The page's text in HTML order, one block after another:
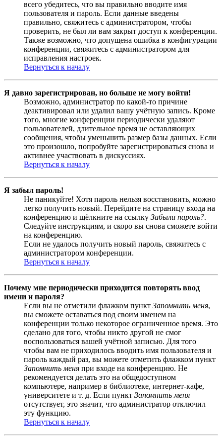
всего убедитесь, что вы правильно вводите имя
пользователя и пароль. Если данные введены
правильно, свяжитесь с администратором, чтобы
проверить, не был ли вам закрыт доступ к конференции.
Также возможно, что допущена ошибка в конфигурации
конференции, свяжитесь с администратором для
исправления настроек.
Вернуться к началу
Я давно зарегистрирован, но больше не могу войти!
Возможно, администратор по какой-то причине
деактивировал или удалил вашу учётную запись. Кроме
того, многие конференции периодически удаляют
пользователей, длительное время не оставляющих
сообщения, чтобы уменьшить размер базы данных. Если
это произошло, попробуйте зарегистрироваться снова и
активнее участвовать в дискуссиях.
Вернуться к началу
Я забыл пароль!
Не паникуйте! Хотя пароль нельзя восстановить, можно
легко получить новый. Перейдите на страницу входа на
конференцию и щёлкните на ссылку Забыли пароль?.
Следуйте инструкциям, и скоро вы снова сможете войти
на конференцию.
Если не удалось получить новый пароль, свяжитесь с
администратором конференции.
Вернуться к началу
Почему мне периодически приходится повторять ввод
имени и пароля?
Если вы не отметили флажком пункт Запомнить меня,
вы сможете оставаться под своим именем на
конференции только некоторое ограниченное время. Это
сделано для того, чтобы никто другой не смог
воспользоваться вашей учётной записью. Для того
чтобы вам не приходилось вводить имя пользователя и
пароль каждый раз, вы можете отметить флажком пункт
Запомнить меня при входе на конференцию. Не
рекомендуется делать это на общедоступном
компьютере, например в библиотеке, интернет-кафе,
университете и т. д. Если пункт Запомнить меня
отсутствует, это значит, что администратор отключил
эту функцию.
Вернуться к началу